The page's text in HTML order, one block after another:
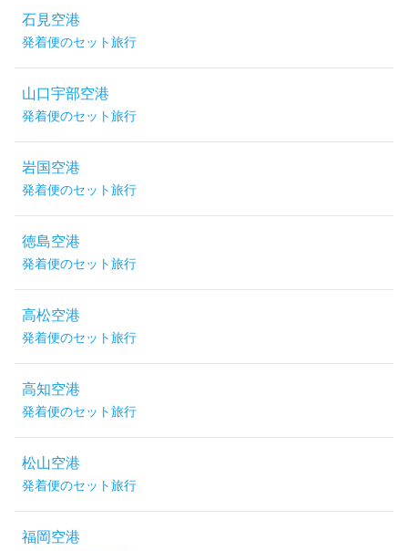
石見空港
発着便のセット旅行
山口宇部空港
発着便のセット旅行
岩国空港
発着便のセット旅行
徳島空港
発着便のセット旅行
高松空港
発着便のセット旅行
高知空港
発着便のセット旅行
松山空港
発着便のセット旅行
福岡空港